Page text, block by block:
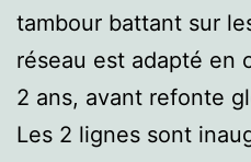
tambour battant sur
réseau est adapté en
2 ans, avant refonte
Les 2 lignes sont